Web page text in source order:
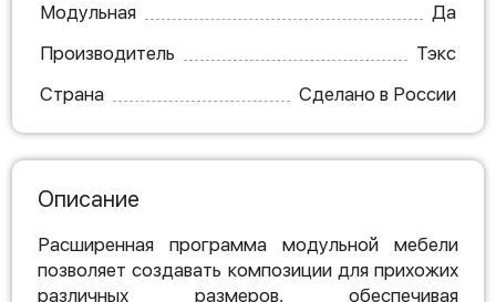
Модульная
Да
Производитель
Тэкс
Страна
Сделано в России
Описание
Расширенная программа модульной мебели
позволяет создавать композиции для прихожих
различных размеров, обеспечивая